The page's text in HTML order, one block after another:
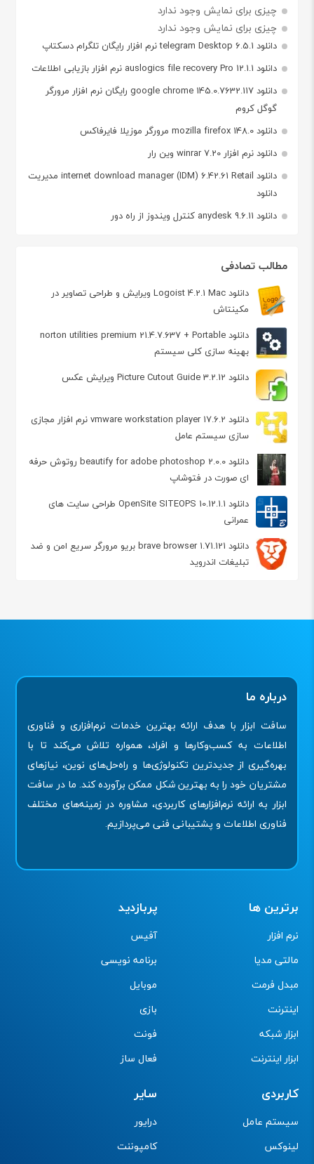
چیزی برای نمایش وجود ندارد
چیزی برای نمایش وجود ندارد
دانلود telegram Desktop 6.5.1 نرم افزار رایگان تلگرام دسکتاپ
دانلود auslogics file recovery Pro 12.1.1 نرم افزار بازیابی اطلاعات
دانلود google chrome 145.0.7632.117 رایگان نرم افزار مرورگر
گوگل کروم
دانلود mozilla firefox 148.0 مرورگر موزیلا فایرفاکس
دانلود نرم افزار winrar 7.20 وین رار
دانلود internet download manager (IDM) 6.42.61 Retail مدیریت
دانلود
دانلود anydesk 9.6.11 کنترل ویندوز از راه دور
مطالب تصادفی
دانلود Logoist 4.2.1 Mac ویرایش و طراحی تصاویر در
مکینتاش
دانلود norton utilities premium 21.4.7.637 + Portable
بهينه سازی كلی سيستم
دانلود Picture Cutout Guide 3.2.12 ویرایش عکس
دانلود vmware workstation player 17.6.2 نرم افزار مجازی
سازی سیستم عامل
دانلود beautify for adobe photoshop 2.0.0 روتوش حرفه
ای صورت در فتوشاپ
دانلود OpenSite SITEOPS 10.12.1.1 طراحی سایت های
عمرانی
دانلود brave browser 1.71.121 بریو مرورگر سریع امن و ضد
تبلیغات اندروید
درباره ما
سافت ابزار با هدف ارائه بهترین خدمات نرم‌افزاری و فناوری
اطلاعات به کسب‌وکارها و افراد، همواره تلاش می‌کند تا با
بهره‌گیری از جدیدترین تکنولوژی‌ها و راه‌حل‌های نوین، نیازهای
مشتریان خود را به بهترین شکل ممکن برآورده کند. ما در سافت
ابزار به ارائه نرم‌افزارهای کاربردی، مشاوره در زمینه‌های مختلف
فناوری اطلاعات و پشتیبانی فنی می‌پردازیم.
برترین ها
نرم افزار
مالتی مدیا
مبدل فرمت
اینترنت
ابزار شبکه
ابزار اینترنت
پربازدید
آفیس
برنامه نویسی
موبایل
بازی
فونت
فعال ساز
کاربردی
سیستم عامل
لینوکس
سایر
درایور
کامپوننت